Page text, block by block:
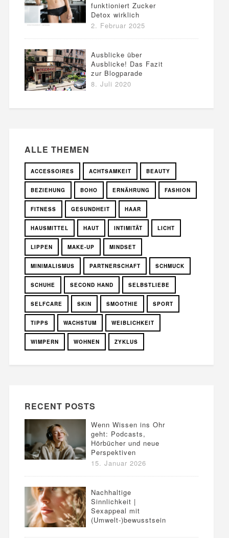
funktioniert Zucker
Detox wirklich
2. Februar 2025
Ausblicke über
Ausblicke! Das Fazit
zur Blogparade
8. Juli 2020
ALLE THEMEN
ACCESSOIRES ACHTSAMKEIT BEAUTY
BEZIEHUNG BOHO ERNÄHRUNG FASHION
FITNESS GESUNDHEIT HAAR
HAUSMITTEL HAUT INTIMITÄT LICHT
LIPPEN MAKE-UP MINDSET
MINIMALISMUS PARTNERSCHAFT SCHMUCK
SCHUHE SECOND HAND SELBSTLIEBE
SELFCARE SKIN SMOOTHIE SPORT
TIPPS WACHSTUM WEIBLICHKEIT
WIMPERN WOHNEN ZYKLUS
RECENT POSTS
Wenn Wissen ins Ohr
geht: Podcasts,
Hörbücher und neue
Perspektiven
15. Januar 2026
Nachhaltige
Sinnlichkeit |
Sexappeal mit
(Umwelt-)bewusstsein